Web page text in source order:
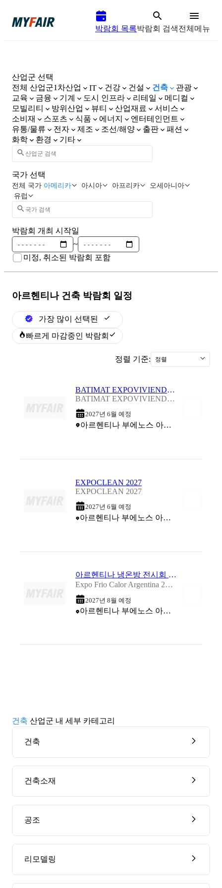
박람회 목록박람회 검색전체메뉴
산업군 선택
전체 산업군1차산업 IT 건강 건설 건축
관광
교육
금융 기계 도시 인프라 리테일
메디컬
모빌리티
방위산업 뷰티 산업재료
서비스
소비재
스포츠 식품 에너지
엔터테인먼트
유통/물류
전자 제조 조선/해양 출판
패션
화학
환경 기타
국가 선택
전체 국가 아메리카 아시아 아프리카
오세아니아
유럽
박람회 개최 시작일
~
미정, 취소된 박람회 포함
아르헨티나 건축 박람회 일정
가장 많이 선택된
빠르게 마감중인 박람회
정렬 기준: 정렬
BATIMAT EXPOVIVIENDA 2027
BATIMAT EXPOVIVIENDA 2027
2027년 6월 예정
아르헨티나 부에노스 아이레스 (La Rural Predio Ferial)
EXPOCLEAN 2027
EXPOCLEAN 2027
2027년 6월 예정
아르헨티나 부에노스 아이레스 (Costa Salguero Exhibition Center)
아르헨티나 냉온방 전시회 2027
Expo Frio Calor Argentina 2027
2027년 8월 예정
아르헨티나 부에노스 아이레스 (Costa Salguero Exhibition Center)
건축 산업군 내 세부 카테고리
건축
건축소재
공조
리모델링